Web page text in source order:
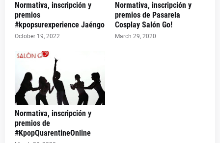
Normativa, inscripción y
premios
#kpopsurexperience Jaéngo
October 19, 2022
Normativa, inscripción y
premios de Pasarela
Cosplay Salón Go!
March 29, 2020
Normativa, inscripción y
premios de
#KpopQuarentineOnline